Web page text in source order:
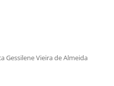
Gessilene Vieira de Almeida